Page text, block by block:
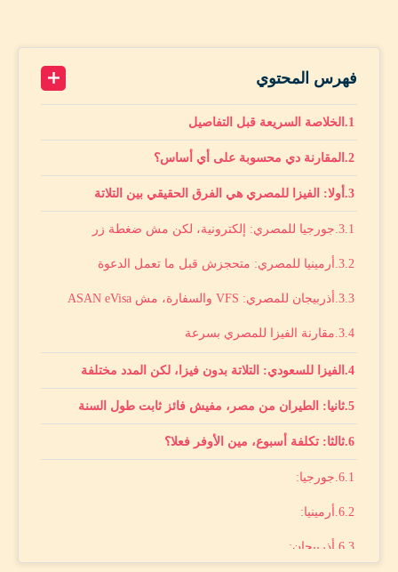
فهرس المحتوي
الخلاصة السريعة قبل التفاصيل
المقارنة دي محسوبة على أي أساس؟
أولا: الفيزا للمصري هي الفرق الحقيقي بين التلاتة
جورجيا للمصري: إلكترونية، لكن مش ضغطة زر
أرمينيا للمصري: متحجزش قبل ما تعمل الدعوة
أذربيجان للمصري: VFS والسفارة، مش ASAN eVisa
مقارنة الفيزا للمصري بسرعة
الفيزا للسعودي: التلاتة بدون فيزا، لكن المدد مختلفة
ثانيا: الطيران من مصر، مفيش فائز ثابت طول السنة
ثالثا: تكلفة أسبوع، مين الأوفر فعلا؟
جورجيا:
أرمينيا:
أذربيجان: